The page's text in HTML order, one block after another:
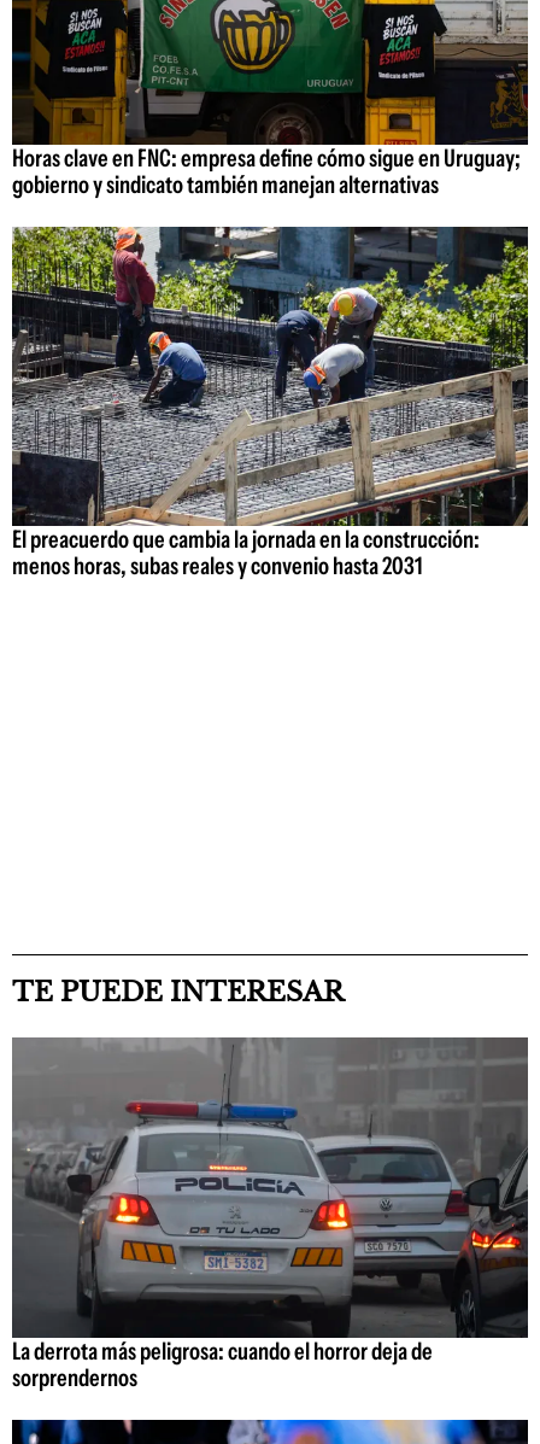
Horas clave en FNC: empresa define cómo sigue en Uruguay;
gobierno y sindicato también manejan alternativas
El preacuerdo que cambia la jornada en la construcción:
menos horas, subas reales y convenio hasta 2031
TE PUEDE INTERESAR
La derrota más peligrosa: cuando el horror deja de
sorprendernos